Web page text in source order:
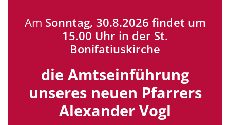
Am Sonntag, 30.8.2026 findet um
15.00 Uhr in der St.
Bonifatiuskirche
die Amtseinführung
unseres neuen Pfarrers
Alexander Vogl